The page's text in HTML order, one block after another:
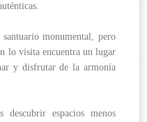
monumental, pero
lo visita encuentra un lugar
y disfrutar de la armonía
espacios menos